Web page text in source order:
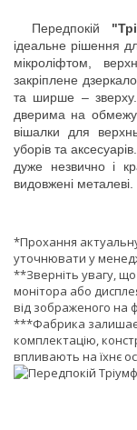
Передпокій
ідеальне рішення
мікроліфтом,
закріплене
та ширше –
дверима на
вішалки для
уборів та
дуже незвично і
видовжені металеві.
*Прохання
уточнювати у
**Зверніть увагу, що
монітора або
від зображеного на
***Фабрика залишає
комплектацію,
впливають на їхнє